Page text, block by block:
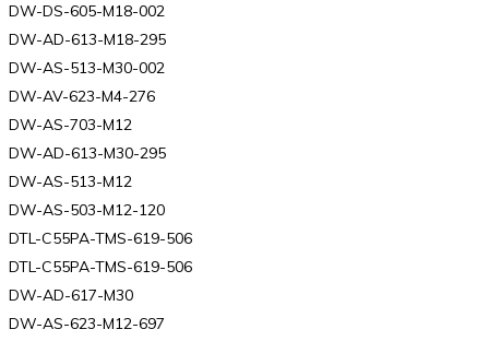
DW-DS-605-M18-002
DW-AD-613-M18-295
DW-AS-513-M30-002
DW-AV-623-M4-276
DW-AS-703-M12
DW-AD-613-M30-295
DW-AS-513-M12
DW-AS-503-M12-120
DTL-C55PA-TMS-619-506
DTL-C55PA-TMS-619-506
DW-AD-617-M30
DW-AS-623-M12-697